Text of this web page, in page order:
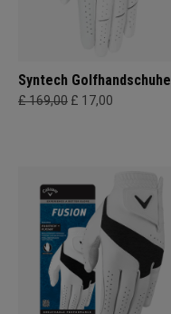
Syntech Golfhandschuhe
£ 169,00 £ 17,00